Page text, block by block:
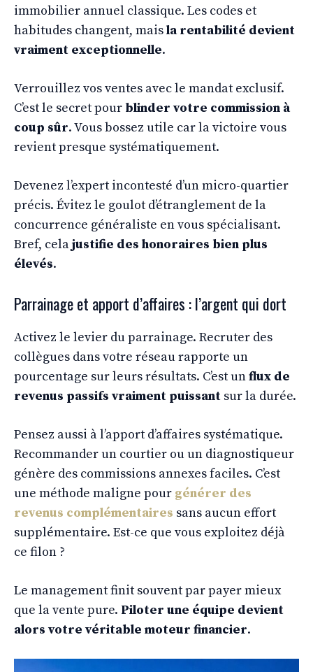
immobilier annuel classique. Les codes et
habitudes changent, maisla rentabilité devient
vraiment exceptionnelle.
Verrouillez vos ventes avec le mandat exclusif.
C’est le secret pour blinder votre commission à
coup sûr. Vous bossez utile car la victoire vous
revient presque systématiquement.
Devenez l’expert incontesté d’un micro-quartier
précis. Évitez le goulot d’étranglement de la
concurrence généraliste en vous spécialisant.
Bref, celajustifie des honoraires bien plus
élevés.
Parrainage et apport d’affaires : l’argent qui dort
Activez le levier du parrainage. Recruter des
collègues dans votre réseau rapporte un
pourcentage sur leurs résultats. C’est unflux de
revenus passifs vraiment puissant sur la durée.
Pensez aussi à l’apport d’affaires systématique.
Recommander un courtier ou un diagnostiqueur
génère des commissions annexes faciles. C’est
une méthode maligne pour générer des
revenus complémentaires sans aucun effort
supplémentaire. Est-ce que vous exploitez déjà
ce filon ?
Le management finit souvent par payer mieux
que la vente pure. Piloter une équipe devient
alors votre véritable moteur financier.